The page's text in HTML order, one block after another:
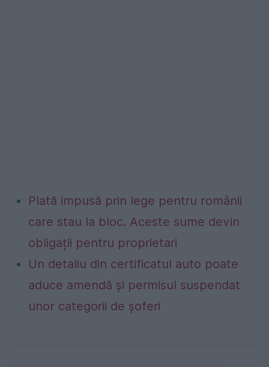
Plată impusă prin lege pentru românii
care stau la bloc. Aceste sume devin
obligații pentru proprietari
Un detaliu din certificatul auto poate
aduce amendă și permisul suspendat
unor categorii de șoferi